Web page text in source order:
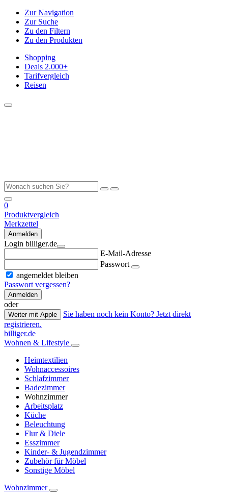
Zur Navigation
Zur Suche
Zu den Filtern
Zu den Produkten
Shopping
Deals 2.000+
Tarifvergleich
Reisen
0
Produktvergleich
Merkzettel
Anmelden
Login billiger.de
E-Mail-Adresse
Passwort
angemeldet bleiben
Passwort vergessen?
Anmelden
oder
Weiter mit Apple
Sie haben noch kein Konto? Jetzt direkt
registrieren.
billiger.de
Wohnen & Lifestyle
Heimtextilien
Wohnaccessoires
Schlafzimmer
Badezimmer
Wohnzimmer
Arbeitsplatz
Küche
Beleuchtung
Flur & Diele
Esszimmer
Kinder- & Jugendzimmer
Zubehör für Möbel
Sonstige Möbel
Wohnzimmer